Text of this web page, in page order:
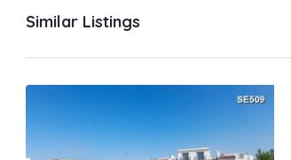
Similar Listings